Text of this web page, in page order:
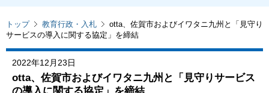
トップ 教育行政・入札
otta、佐賀市およびイワタニ九州と「見守り
サービスの導入に関する協定」を締結
2022年12月23日
otta、佐賀市およびイワタニ九州と「見守りサービス
の導入に関する協定」を締結